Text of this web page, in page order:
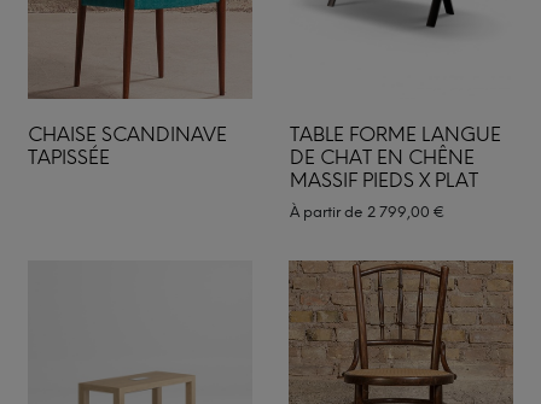
CHAISE SCANDINAVE
TAPISSÉE
TABLE FORME LANGUE
DE CHAT EN CHÊNE
MASSIF PIEDS X PLAT
À partir de 2 799,00 €